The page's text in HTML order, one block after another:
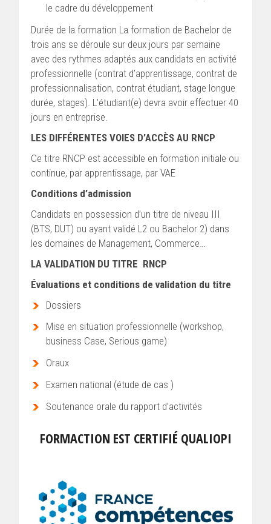
le cadre du développement
Durée de la formation La formation de Bachelor de
trois ans se déroule sur deux jours par semaine
avec des rythmes adaptés aux candidats en activité
professionnelle (contrat d’apprentissage, contrat de
professionnalisation, contrat étudiant, stage longue
durée, stages). L’étudiant(e) devra avoir effectuer 40
jours en entreprise.
LES DIFFÉRENTES VOIES D’ACCÈS AU RNCP
Ce titre RNCP est accessible en formation initiale ou
continue, par apprentissage, par VAE
Conditions d’admission
Candidats en possession d’un titre de niveau III
(BTS, DUT) ou ayant validé L2 ou Bachelor 2) dans
les domaines de Management, Commerce…
LA VALIDATION DU TITRE RNCP
Évaluations et conditions de validation du titre
Dossiers
Mise en situation professionnelle (workshop,
business Case, Serious game)
Oraux
Examen national (étude de cas )
Soutenance orale du rapport d’activités
FORMACTION EST CERTIFIÉ QUALIOPI